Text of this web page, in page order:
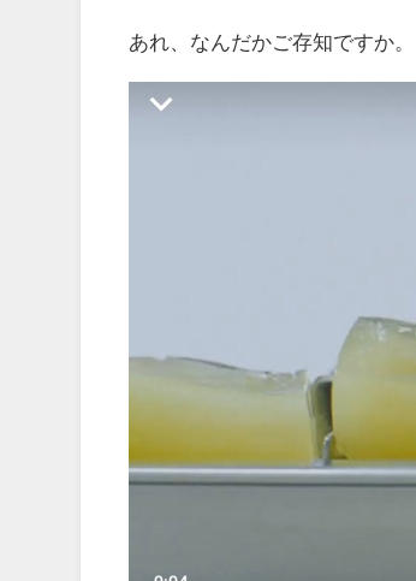
あれ、なんだかご存知ですか。